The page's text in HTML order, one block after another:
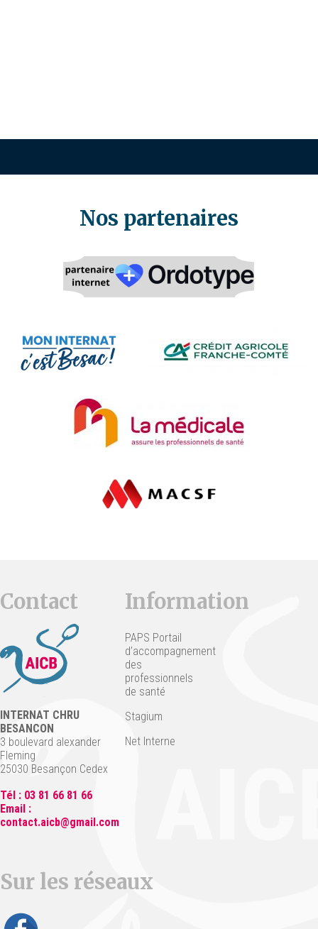
Nos partenaires
Contact
INTERNAT CHRU
BESANCON
3 boulevard alexander
Fleming
25030 Besançon Cedex
Tél : 03 81 66 81 66
Email :
contact.aicb@gmail.com
Information
PAPS Portail
d’accompagnement
des
professionnels
de santé
Stagium
Net Interne
Sur les réseaux